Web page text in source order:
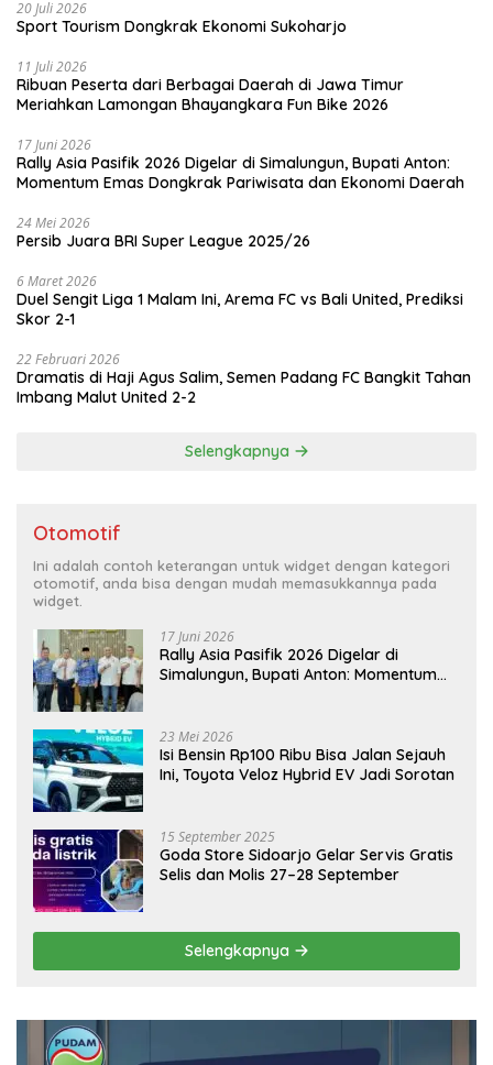
20 Juli 2026
Sport Tourism Dongkrak Ekonomi Sukoharjo
11 Juli 2026
Ribuan Peserta dari Berbagai Daerah di Jawa Timur
Meriahkan Lamongan Bhayangkara Fun Bike 2026
17 Juni 2026
Rally Asia Pasifik 2026 Digelar di Simalungun, Bupati Anton:
Momentum Emas Dongkrak Pariwisata dan Ekonomi Daerah
24 Mei 2026
Persib Juara BRI Super League 2025/26
6 Maret 2026
Duel Sengit Liga 1 Malam Ini, Arema FC vs Bali United, Prediksi
Skor 2-1
22 Februari 2026
Dramatis di Haji Agus Salim, Semen Padang FC Bangkit Tahan
Imbang Malut United 2-2
Selengkapnya
Otomotif
Ini adalah contoh keterangan untuk widget dengan kategori
otomotif, anda bisa dengan mudah memasukkannya pada
widget.
17 Juni 2026
Rally Asia Pasifik 2026 Digelar di
Simalungun, Bupati Anton: Momentum
23 Mei 2026
Isi Bensin Rp100 Ribu Bisa Jalan Sejauh
Ini, Toyota Veloz Hybrid EV Jadi Sorotan
15 September 2025
Goda Store Sidoarjo Gelar Servis Gratis
Selis dan Molis 27–28 September
Selengkapnya